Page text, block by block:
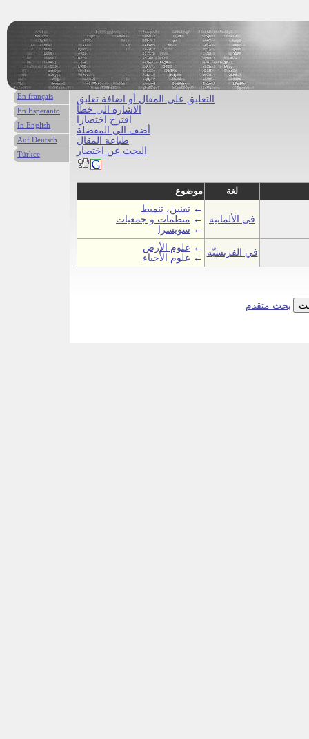
التعليق على المقال أو اضافة تعليق
الاشارة الى خطأ
اقترح اختصارا
أضف الى المفضلة
طباعة المقال
البحث عن اختصار
موضوع
لغة
← تقنين، تنميط
← منظمات و جمعيات
← سويسرا
في الألمانية
← علوم الأرض
← علوم الأحياء
في الفرنسيّة
بحث متقدم
En français
En Esperanto
In English
Auf Deutsch
Türkce